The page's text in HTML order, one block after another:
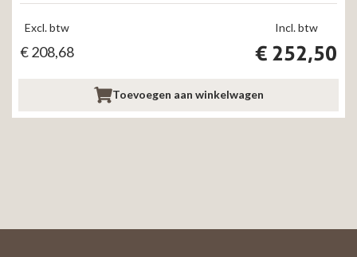
Incl. btw
€ 252,50
Excl. btw
€208,68
Toevoegen aan winkelwagen